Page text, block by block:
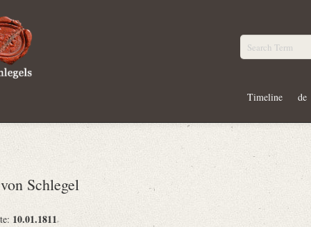
Timeline de
Schlegel
10.01.1811